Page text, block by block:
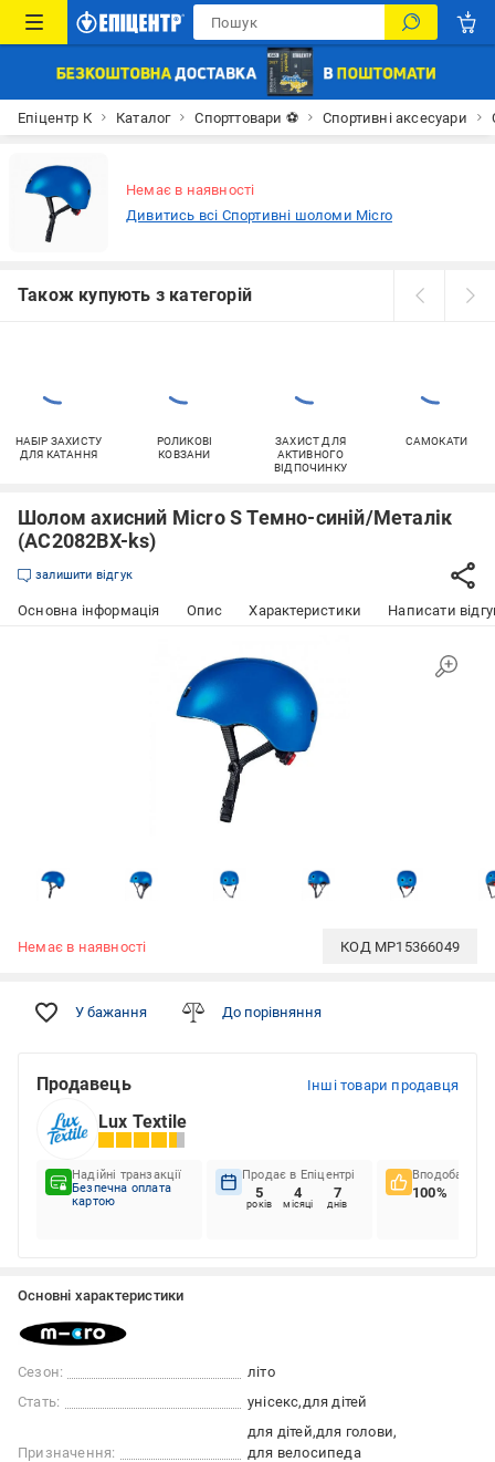
Епіцентр К Каталог Спорттовари ⚽ Спортивні аксесуари
Немає в наявності
Дивитись всі Спортивні шоломи Micro
Також купують з категорій
НАБІР ЗАХИСТУ
ДЛЯ КАТАННЯ
РОЛИКОВІ
КОВЗАНИ
ЗАХИСТ ДЛЯ
АКТИВНОГО
ВІДПОЧИНКУ
САМОКАТИ
Шолом ахисний Micro S Темно-синій/Металік
(AC2082BX-ks)
залишити відгук
Основна інформація Опис Характеристики Написати
Немає в наявності КОД MP15366049
У бажання До порівняння
Продавець Інші товари продавця
Lux Textile
Надійні транзакції
Безпечна оплата
картою
Продає в Епіцентрі
5
років
4
місяці
7
днів
Вподобання
100%
Основні характеристики
Сезон:
літо
Стать:
унісекс для дітей
Призначення:
для дітей для голови
для велосипеда